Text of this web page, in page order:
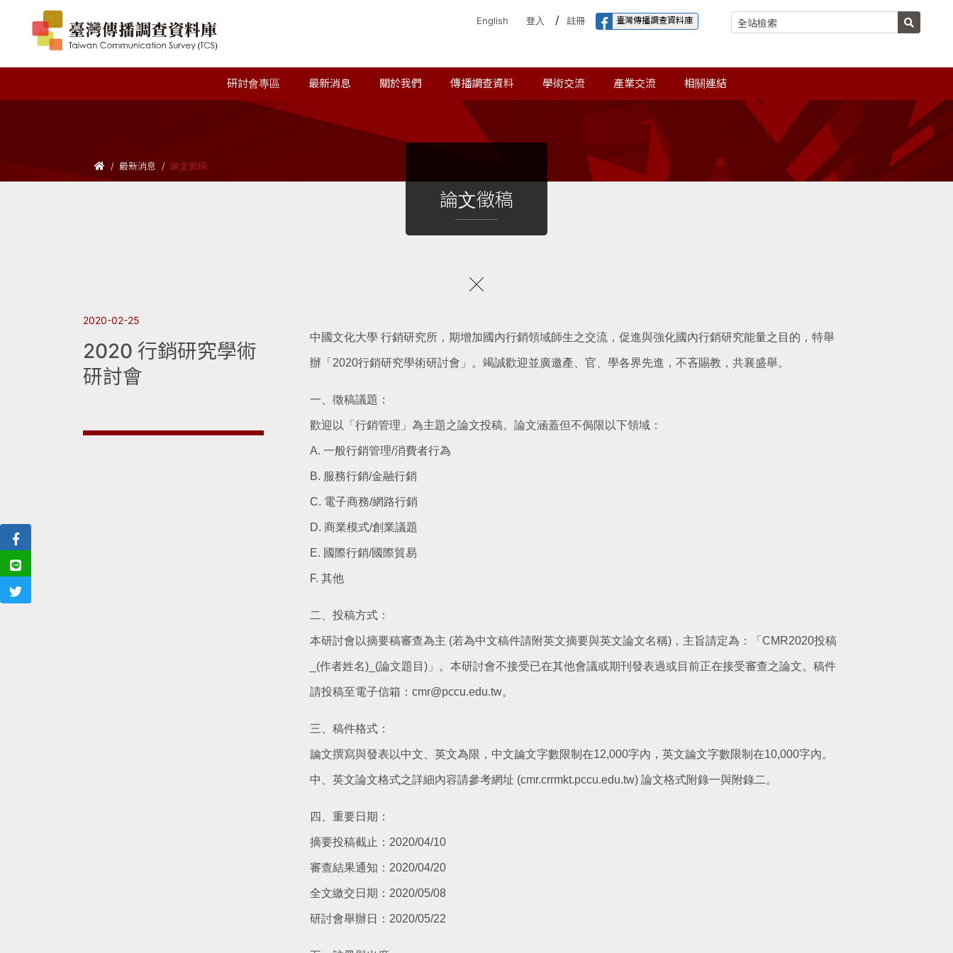
English 登入 / 註冊 臺灣傳播調查資料庫
研討會專區 最新消息 關於我們 傳播調查資料 學術交流 產業交流 相關連結
最新消息 論文徵稿
論文徵稿
2020-02-25
2020 行銷研究學術
研討會
中國文化大學 行銷研究所，期增加國內行銷領域師生之交流，促進與強化國內行銷研究能量之目的，特舉
辦「2020行銷研究學術研討會」。竭誠歡迎並廣邀產、官、學各界先進，不吝賜教，共襄盛舉。
一、徵稿議題：
歡迎以「行銷管理」為主題之論文投稿。論文涵蓋但不侷限以下領域：
A. 一般行銷管理/消費者行為
B. 服務行銷/金融行銷
C. 電子商務/網路行銷
D. 商業模式/創業議題
E. 國際行銷/國際貿易
F. 其他
二、投稿方式：
本研討會以摘要稿審查為主 (若為中文稿件請附英文摘要與英文論文名稱)，主旨請定為：「CMR2020投稿
_(作者姓名)_(論文題目)」。本研討會不接受已在其他會議或期刊發表過或目前正在接受審查之論文。稿件
請投稿至電子信箱：cmr@pccu.edu.tw。
三、稿件格式：
論文撰寫與發表以中文、英文為限，中文論文字數限制在12,000字內，英文論文字數限制在10,000字內。
中、英文論文格式之詳細內容請參考網址 (cmr.crrmkt.pccu.edu.tw) 論文格式附錄一與附錄二。
四、重要日期：
摘要投稿截止：2020/04/10
審查結果通知：2020/04/20
全文繳交日期：2020/05/08
研討會舉辦日：2020/05/22